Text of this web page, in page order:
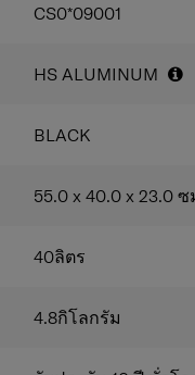
มาตรฐานระดับโลก
ณภาพสูง แข็งแรง ทนทาน
งและแนวนอน
ะที่ด้านบนของกระเป๋าขอ
อ
CS0*09001
HS ALUMINUM
BLACK
55.0 x 40.0 x 23.0ซ
40ลิตร
4.8กิโลกรัม